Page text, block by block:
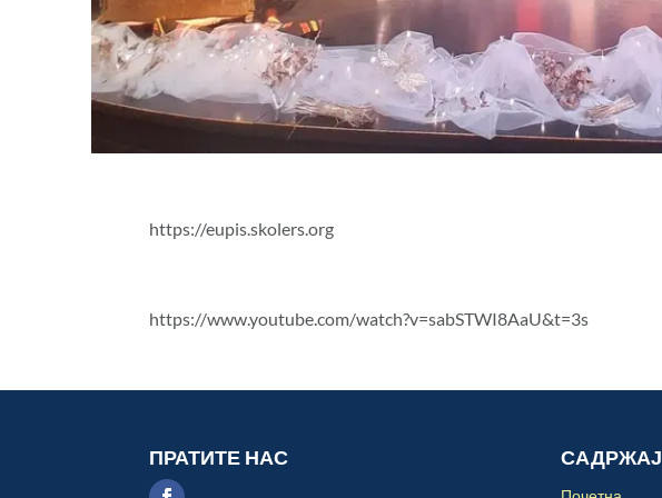
https://eupis.skolers.org
https://www.youtube.com/watch?v=sabSTWI8AaU&t=3s
ПРАТИТЕ НАС САДРЖАЈ